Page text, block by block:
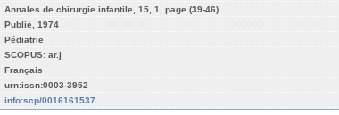
Annales de chirurgie infantile, 15, 1, page (39-46)
Publié, 1974
Pédiatrie
SCOPUS: ar.j
Français
urn:issn:0003-3952
info:scp/0016161537